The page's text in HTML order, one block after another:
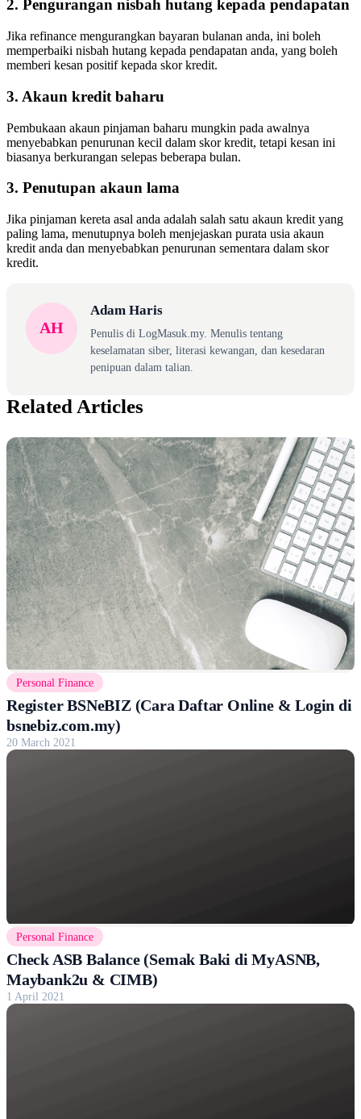
2. Pengurangan nisbah hutang kepada pendapatan
Jika refinance mengurangkan bayaran bulanan anda, ini boleh
memperbaiki nisbah hutang kepada pendapatan anda, yang boleh
memberi kesan positif kepada skor kredit.
3. Akaun kredit baharu
Pembukaan akaun pinjaman baharu mungkin pada awalnya
menyebabkan penurunan kecil dalam skor kredit, tetapi kesan ini
biasanya berkurangan selepas beberapa bulan.
3. Penutupan akaun lama
Jika pinjaman kereta asal anda adalah salah satu akaun kredit yang
paling lama, menutupnya boleh menjejaskan purata usia akaun
kredit anda dan menyebabkan penurunan sementara dalam skor
kredit.
AH
Adam Haris
Penulis di LogMasuk.my. Menulis tentang
keselamatan siber, literasi kewangan, dan kesedaran
penipuan dalam talian.
Related Articles
Personal Finance
Register BSNeBIZ (Cara Daftar Online & Login di
bsnebiz.com.my)
20 March 2021
Personal Finance
Check ASB Balance (Semak Baki di MyASNB,
Maybank2u & CIMB)
1 April 2021